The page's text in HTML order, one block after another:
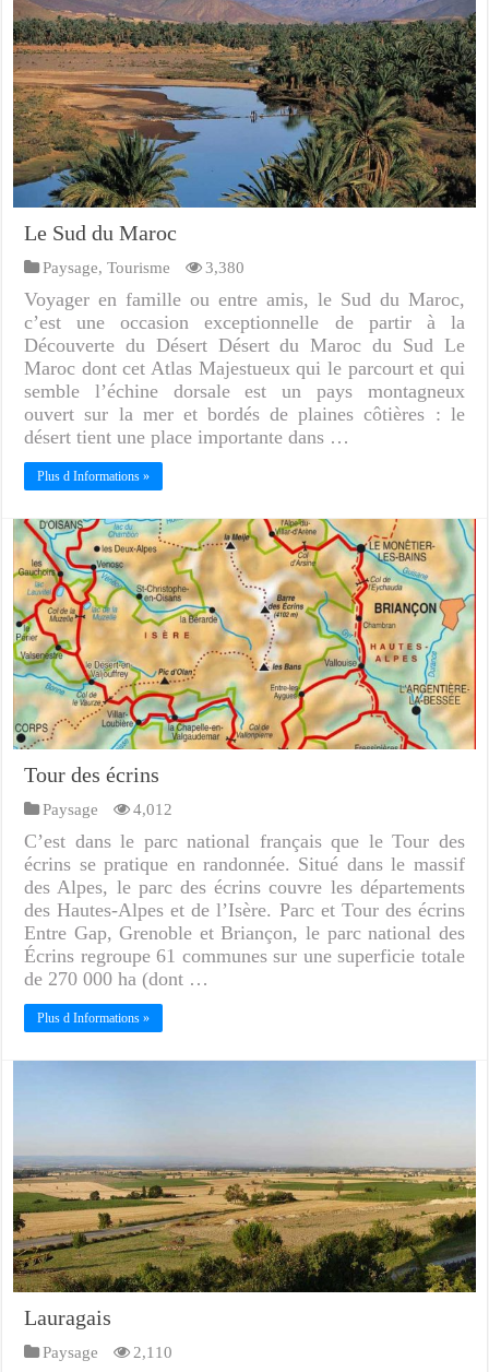
Le Sud du Maroc
Paysage,Tourisme 3,380
Voyager en famille ou entre amis, le Sud du Maroc,
c’est une occasion exceptionnelle de partir à la
Découverte du Désert Désert du Maroc du Sud Le
Maroc dont cet Atlas Majestueux qui le parcourt et qui
semble l’échine dorsale est un pays montagneux
ouvert sur la mer et bordés de plaines côtières : le
désert tient une place importante dans …
Plus d Informations »
Tour des écrins
Paysage 4,012
C’est dans le parc national français que le Tour des
écrins se pratique en randonnée. Situé dans le massif
des Alpes, le parc des écrins couvre les départements
des Hautes-Alpes et de l’Isère. Parc et Tour des écrins
Entre Gap, Grenoble et Briançon, le parc national des
Écrins regroupe 61 communes sur une superficie totale
de 270 000 ha (dont …
Plus d Informations »
Lauragais
Paysage 2,110